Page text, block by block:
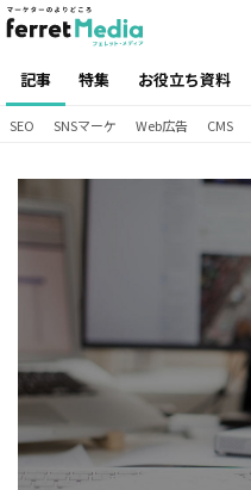
記事 特集 お役立ち資料
SEO SNSマーケ Web広告 CMS